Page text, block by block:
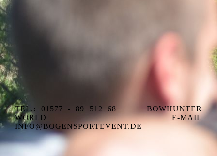
TEL.: 01577 - 89 512 68 BOWHUNTER
WORLD E-MAIL
INFO@BOGENSPORTEVENT.DE